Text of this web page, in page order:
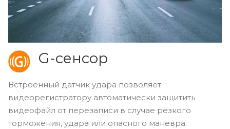
G-сенсор
Встроенный датчик удара позволяет
видеорегистратору автоматически защитить
видеофайл от перезаписи в случае резкого
торможения, удара или опасного маневра.